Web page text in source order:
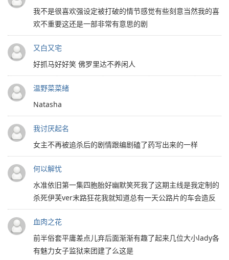
我不是很喜欢强设定被打破的情节感觉有些刻意当然我的喜
欢不重要这还是一部非常有意思的剧
又白又宅
好抓马好好笑 佛罗里达不养闲人
温野菜菜緒
Natasha
我讨厌起名
女主不再被追杀后的剧情跟编剧磕了药写出来的一样
何以解忧
水准依旧第一集四胞胎好幽默笑死我了这期主线是我定制的
杀死伊芙ver末路狂花我就知道总有一天公路片的车会造反
血肉之花
前半俗套平庸差点儿弃后面渐渐有趣了起来几位大小lady各
有魅力女子监狱来团建了么这是